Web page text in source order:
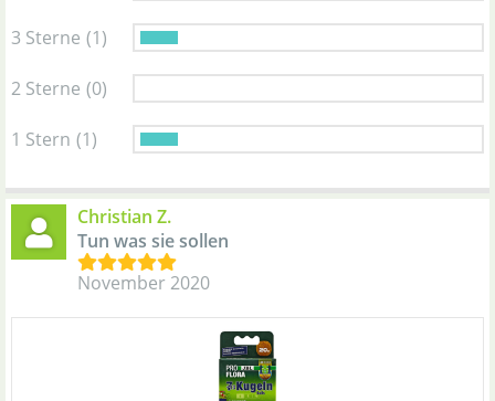
3 Sterne (1)
2 Sterne (0)
1 Stern (1)
Christian Z.
Tun was sie sollen
November 2020